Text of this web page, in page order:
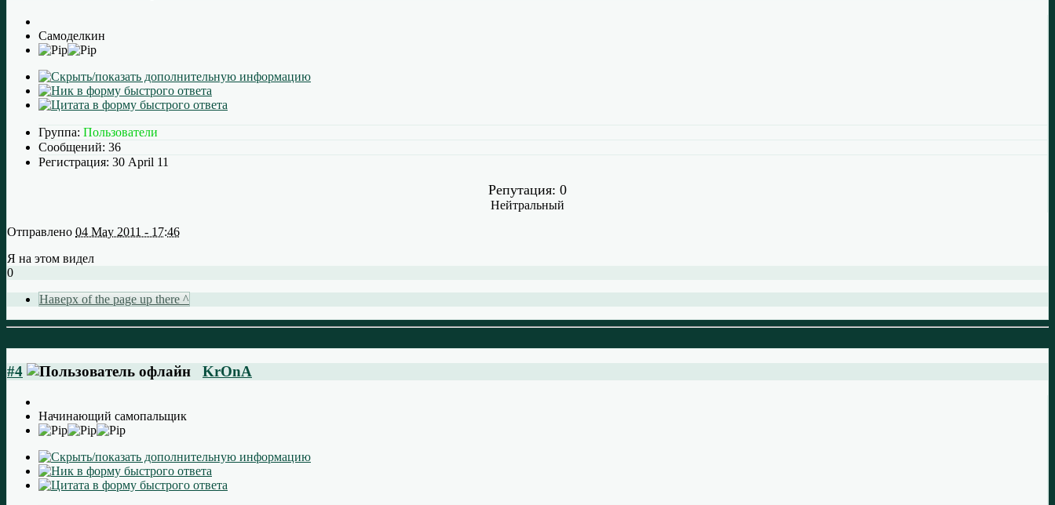
Самоделкин
Группа: Пользователи
Сообщений: 36
Регистрация: 30 April 11
Репутация: 0
Нейтральный
Отправлено 04 May 2011 - 17:46
Я на этом видел
0
Наверх of the page up there ^
#4 KrOnA
Начинающий самопальщик